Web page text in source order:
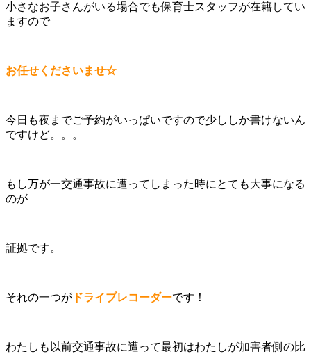
小さなお子さんがいる場合でも保育士スタッフが在籍してい
ますので
お任せくださいませ☆
今日も夜までご予約がいっぱいですので少ししか書けないん
ですけど。。。
もし万が一交通事故に遭ってしまった時にとても大事になる
のが
証拠です。
それの一つが ドライブレコーダーです！
わたしも以前交通事故に遭って最初はわたしが加害者側の比